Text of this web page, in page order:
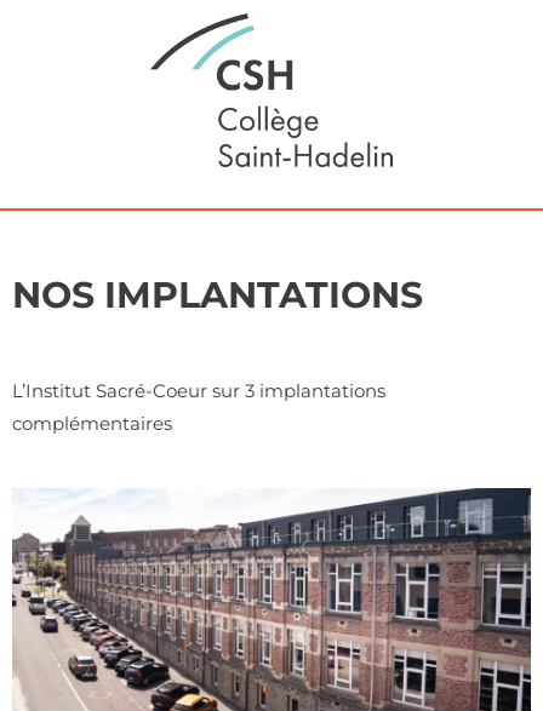
NOS IMPLANTATIONS
L’Institut Sacré-Coeur sur 3 implantations
complémentaires